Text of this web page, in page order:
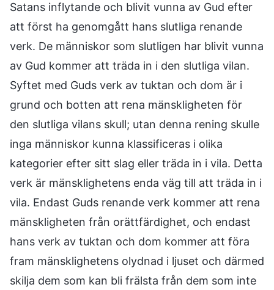
Satans inflytande och blivit vunna av Gud efter
att först ha genomgått hans slutliga renande
verk. De människor som slutligen har blivit vunna
av Gud kommer att träda in i den slutliga vilan.
Syftet med Guds verk av tuktan och dom är i
grund och botten att rena mänskligheten för
den slutliga vilans skull; utan denna rening skulle
inga människor kunna klassificeras i olika
kategorier efter sitt slag eller träda in i vila. Detta
verk är mänsklighetens enda väg till att träda in i
vila. Endast Guds renande verk kommer att rena
mänskligheten från orättfärdighet, och endast
hans verk av tuktan och dom kommer att föra
fram mänsklighetens olydnad i ljuset och därmed
skilja dem som kan bli frälsta från dem som inte